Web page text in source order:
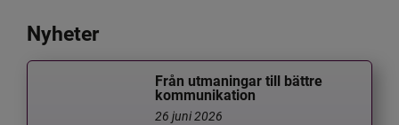
Nyheter
Från utmaningar till bättre
kommunikation
26 juni 2026